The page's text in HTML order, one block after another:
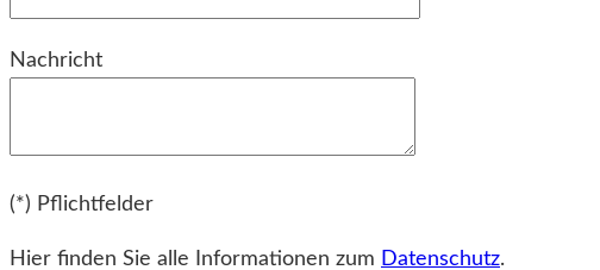
Nachricht
(*) Pflichtfelder
Hier finden Sie alle Informationen zum Datenschutz.